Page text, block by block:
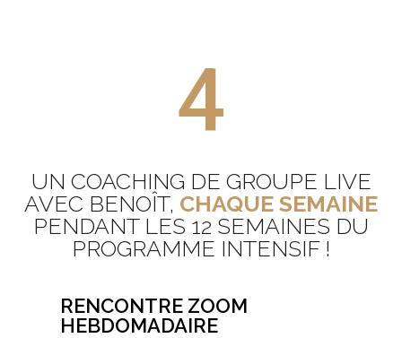
4
UN COACHING DE GROUPE LIVE
AVEC BENOÎT, CHAQUE SEMAINE
PENDANT LES 12 SEMAINES DU
PROGRAMME INTENSIF !
RENCONTRE ZOOM
HEBDOMADAIRE